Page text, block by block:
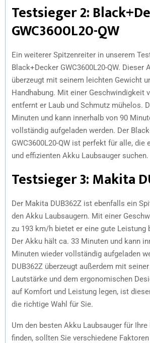
Testsieger 2:
GWC3600L20-QW
Ein weiterer Spitzenreiter in unserem
Black+Decker GWC3600L20-QW. Dieser
überzeugt mit seinem leichten Gewicht
Handhabung. Mit einer Geschwindigkeit
entfernt er Laub und Schmutz mühelos.
Minuten und kann innerhalb von 90
vollständig aufgeladen werden. Der
GWC3600L20-QW ist perfekt für alle, die
und effizienten Akku Laubsauger suchen.
Testsieger 3: Makita
Der Makita DUB362Z ist ebenfalls ein
den Akku Laubsaugern. Mit einer
zu 193 km/h bietet er eine gute Leistung
Der Akku hält ca. 33 Minuten und kann
Minuten wieder vollständig aufgeladen
DUB362Z überzeugt außerdem mit
Lautstärke und dem ergonomischen
auf Komfort und Leistung legen, ist
die richtige Wahl für Sie.
Um den besten Akku Laubsauger für
finden, sollten Sie verschiedene